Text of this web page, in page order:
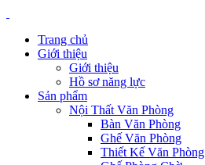
Trang chủ
Giới thiệu
Giới thiệu
Hồ sơ năng lực
Sản phẩm
Nội Thất Văn Phòng
Bàn Văn Phòng
Ghế Văn Phòng
Thiết Kế Văn Phòng